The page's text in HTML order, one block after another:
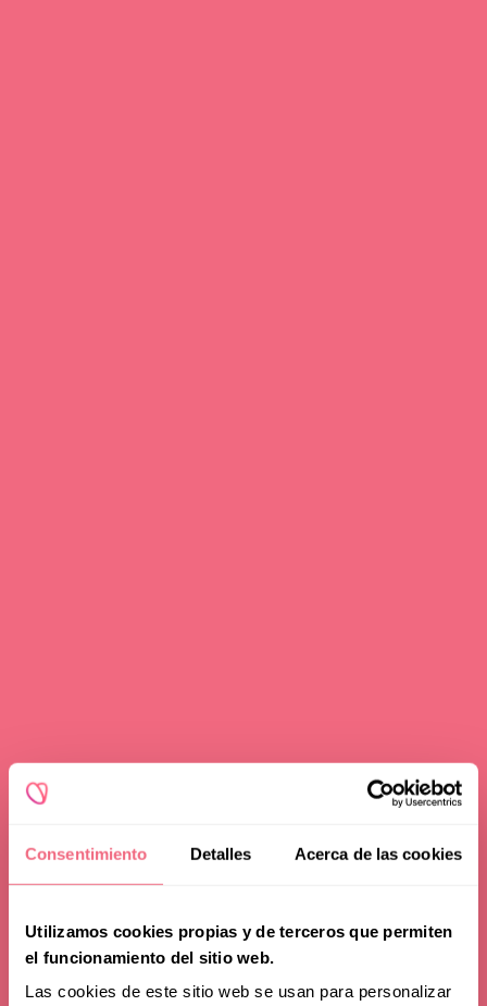
Consentimiento Detalles Acerca de las cookies
Utilizamos cookies propias y de terceros que permiten
el funcionamiento del sitio web.
Las cookies de este sitio web se usan para personalizar